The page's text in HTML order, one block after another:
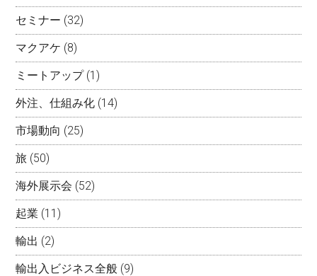
セミナー (32)
マクアケ (8)
ミートアップ(1)
外注、仕組み化 (14)
市場動向 (25)
旅 (50)
海外展示会 (52)
起業 (11)
輸出 (2)
輸出入ビジネス全般 (9)